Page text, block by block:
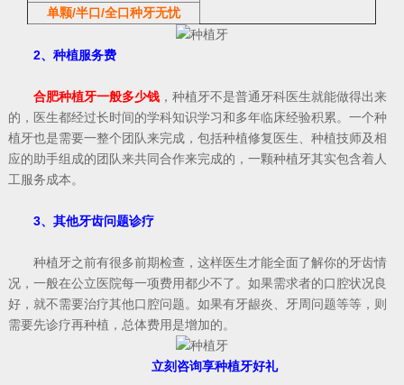
单颗/半口/全口种牙无忧
2、种植服务费
合肥种植牙一般多少钱，种植牙不是普通牙科医生就能做得出来
的，医生都经过长时间的学科知识学习和多年临床经验积累。一个种
植牙也是需要一整个团队来完成，包括种植修复医生、种植技师及相
应的助手组成的团队来共同合作来完成的，一颗种植牙其实包含着人
工服务成本。
3、其他牙齿问题诊疗
种植牙之前有很多前期检查，这样医生才能全面了解你的牙齿情
况，一般在公立医院每一项费用都少不了。如果需求者的口腔状况良
好，就不需要治疗其他口腔问题。如果有牙龈炎、牙周问题等等，则
需要先诊疗再种植，总体费用是增加的。
立刻咨询享种植牙好礼